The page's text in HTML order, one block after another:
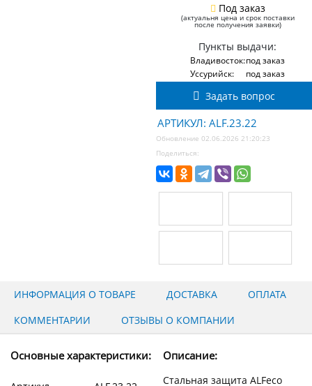
Под заказ
(актуальня цена и срок поставки
после получения заявки)
Пункты выдачи:
Владивосток:под заказ
Уссурийск:
под заказ
Задать вопрос
АРТИКУЛ: ALF.23.22
Обновление 02.06.2026 21:20:23
Поделиться:
ИНФОРМАЦИЯ О ТОВАРЕ ДОСТАВКА
ОПЛАТА
КОММЕНТАРИИ
ОТЗЫВЫ О КОМПАНИИ
Основные характеристики: Описание:
Стальная защита ALFeco